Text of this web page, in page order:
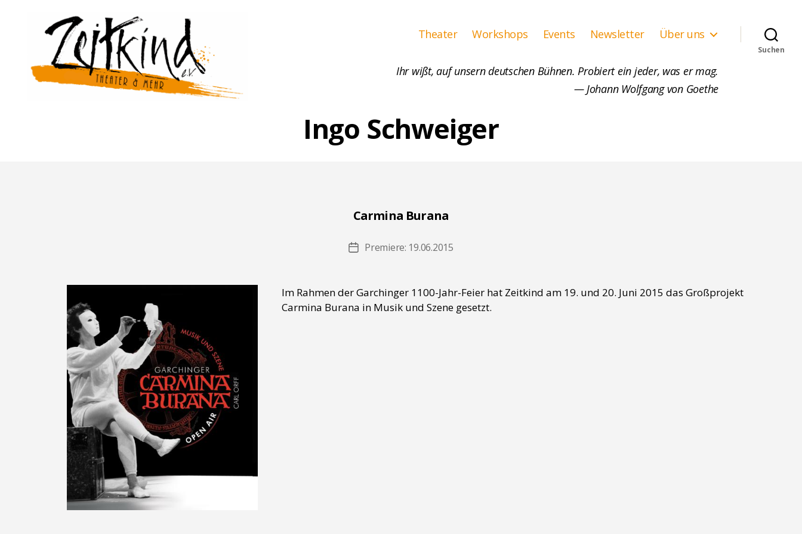
Theater Workshops Events Newsletter Über uns
Suchen
Ihr wißt, auf unsern deutschen Bühnen. Probiert ein jeder, was er mag.
— Johann Wolfgang von Goethe
Ingo Schweiger
Carmina Burana
Beitragsdatum
Premiere: 19.06.2015
Im Rahmen der Garchinger 1100-Jahr-Feier hat Zeitkind am 19. und 20. Juni 2015 das Großprojekt
Carmina Burana in Musik und Szene gesetzt.